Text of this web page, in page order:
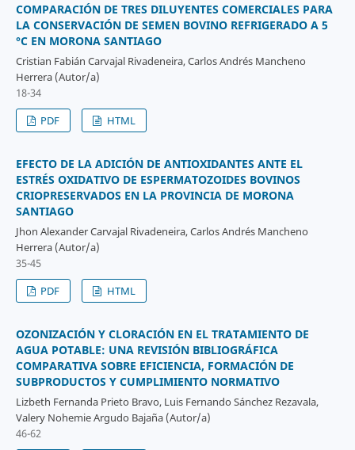
COMPARACIÓN DE TRES DILUYENTES COMERCIALES PARA
LA CONSERVACIÓN DE SEMEN BOVINO REFRIGERADO A 5
°C EN MORONA SANTIAGO
Cristian Fabián Carvajal Rivadeneira, Carlos Andrés Mancheno
Herrera (Autor/a)
18-34
PDF
HTML
EFECTO DE LA ADICIÓN DE ANTIOXIDANTES ANTE EL
ESTRÉS OXIDATIVO DE ESPERMATOZOIDES BOVINOS
CRIOPRESERVADOS EN LA PROVINCIA DE MORONA
SANTIAGO
Jhon Alexander Carvajal Rivadeneira, Carlos Andrés Mancheno
Herrera (Autor/a)
35-45
PDF
HTML
OZONIZACIÓN Y CLORACIÓN EN EL TRATAMIENTO DE
AGUA POTABLE: UNA REVISIÓN BIBLIOGRÁFICA
COMPARATIVA SOBRE EFICIENCIA, FORMACIÓN DE
SUBPRODUCTOS Y CUMPLIMIENTO NORMATIVO
Lizbeth Fernanda Prieto Bravo, Luis Fernando Sánchez Rezavala,
Valery Nohemie Argudo Bajaña (Autor/a)
46-62